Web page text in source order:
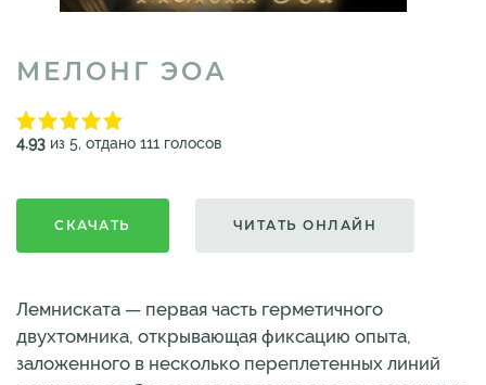
МЕЛОНГ ЭОА
4.93 из 5, отдано 111 голосов
СКАЧАТЬ ЧИТАТЬ ОНЛАЙН
Лемниската — первая часть герметичного
двухтомника, открывающая фиксацию опыта,
заложенного в несколько переплетенных линий